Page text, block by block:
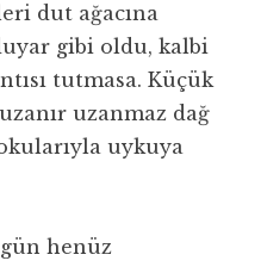
dut ağacına
gibi oldu, kalbi
tutmasa. Küçük
uzanmaz dağ
uykuya
gün henüz